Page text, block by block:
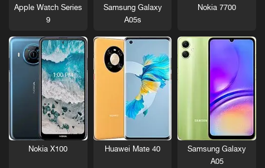
Nokia 7700
Samsung Galaxy
A05s
Apple Watch Series
9
Samsung Galaxy
A05
Huawei Mate 40
Nokia X100